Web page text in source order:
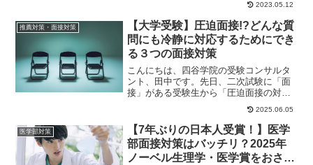
2023.05.12
推薦対策・面接対策
【大学受験】圧迫面接!?どんな質
問にも冷静に対応するためにでき
る３つの面接対策
こんにちは、四谷学院の受験コンサルタ
ント、田中です。先日、二次試験に「面
接」がある受験生から「圧迫面接の対策
を教えてほしい」と言われました。イン
2025.06.05
医学部対策
【7年ぶりの日本人受賞！】医学
部面接対策はバッチリ？2025年
ノーベル生理学・医学賞をおさえ